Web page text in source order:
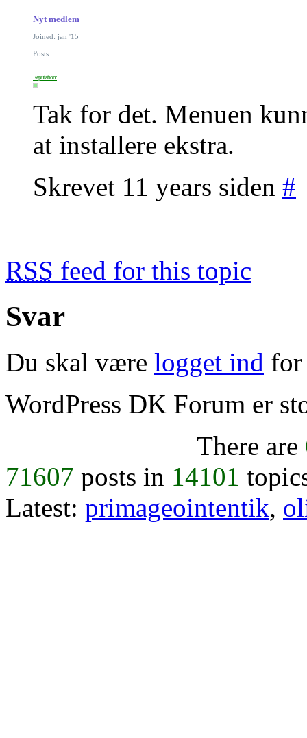
Nyt medlem
Joined: jan '15
Posts:
Reputation:
Tak for det. Menuen
at installere ekstra.
Skrevet 11 years siden #
RSS feed for this topic
Svar
Du skal være logget ind for
WordPress DK Forum er
There are
71607 posts in 14101
Latest: primageointentik,